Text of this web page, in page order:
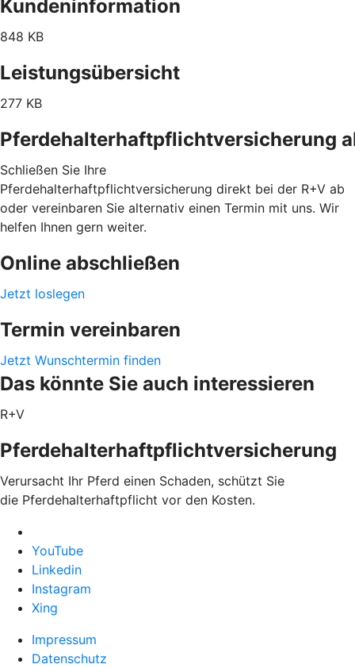
Kundeninformation
848 KB
Leistungsübersicht
277 KB
Pferdehalterhaftpflichtversicherung
Schließen Sie Ihre
Pferdehalterhaftpflichtversicherung direkt bei der R+V ab
oder vereinbaren Sie alternativ einen Termin mit uns. Wir
helfen Ihnen gern weiter.
Online abschließen
Jetzt loslegen
Termin vereinbaren
Jetzt Wunschtermin finden
Das könnte Sie auch interessieren
R+V
Pferdehalterhaftpflichtversicherung
Verursacht Ihr Pferd einen Schaden, schützt Sie
die Pferdehalterhaftpflicht vor den Kosten.
YouTube
Linkedin
Instagram
Xing
Impressum
Datenschutz